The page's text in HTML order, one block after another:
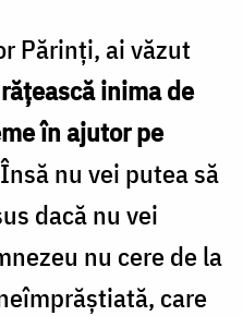
Părinți, ai văzut
inima de
în ajutor pe
nu vei putea să
dacă nu vei
nu cere de la
care